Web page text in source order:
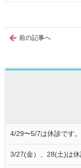
前の記事へ
4/29〜5/7は休診です。
3/27(金）、28(土)は休